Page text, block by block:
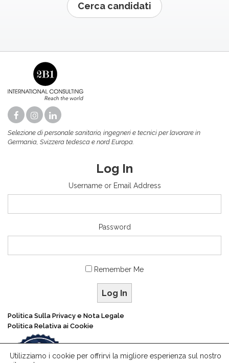
Cerca candidati
Selezione di personale sanitario, ingegneri e tecnici per lavorare in
Germania, Svizzera tedesca e nord Europa.
Log In
Username or Email Address
Password
Remember Me
Log In
Politica Sulla Privacy e Nota Legale
Politica Relativa ai Cookie
Utilizziamo i cookie per offrirvi la migliore esperienza sul nostro